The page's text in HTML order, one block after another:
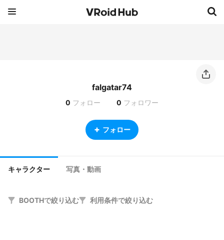
falgatar74
0 フォロー 0 フォロワー
フォロー
キャラクター 写真・動画
BOOTHで絞り込む 利用条件で絞り込む